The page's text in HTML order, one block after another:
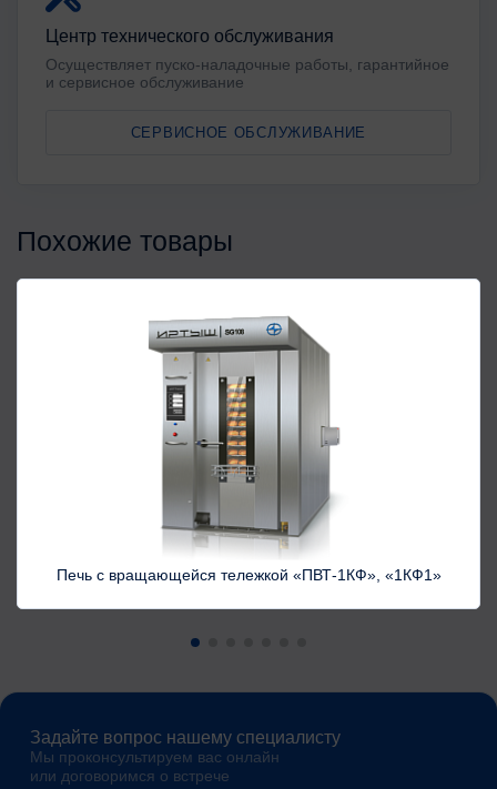
Центр технического обслуживания
Осуществляет пуско-наладочные работы, гарантийное
и сервисное обслуживание
СЕРВИСНОЕ ОБСЛУЖИВАНИЕ
Похожие товары
Печь с вращающейся тележкой «ПВТ-1КФ», «1КФ1»
Задайте вопрос нашему специалисту
Мы проконсультируем вас онлайн
или договоримся о встрече